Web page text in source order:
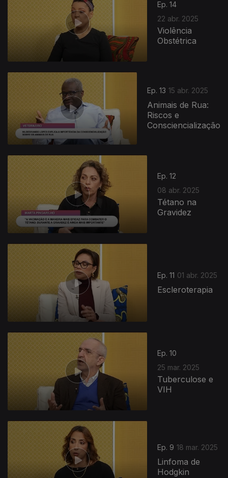
Ep. 14
22 abr. 2025
Violência
Obstétrica
Ep. 13 15 abr. 2025
Animais de Rua:
Riscos e
Consciencialização
Ep. 12
08 abr. 2025
Tétano na
Gravidez
Ep. 11 01 abr. 2025
Escleroterapia
840435
Ep. 10
25 mar. 2025
Tuberculose e
VIH
Ep. 9 18 mar. 2025
Linfoma de
Hodgkin